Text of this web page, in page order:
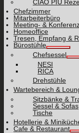
CIAO PIÙ
Chefzimmer
Mitarbeiterbüro
Meeting- &
Homeoffice
Tresen, Empfang &
Bürostühle
Chefsessel
NESI
RICA
Drehstühle
Wartebereich &
Sitzbänke &
Sessel & Sofas
Tische
Hotellerie &
Cafe & Restaurant